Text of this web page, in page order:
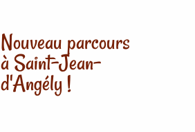
Nouveau parcours
à Saint-Jean-
d'Angély !